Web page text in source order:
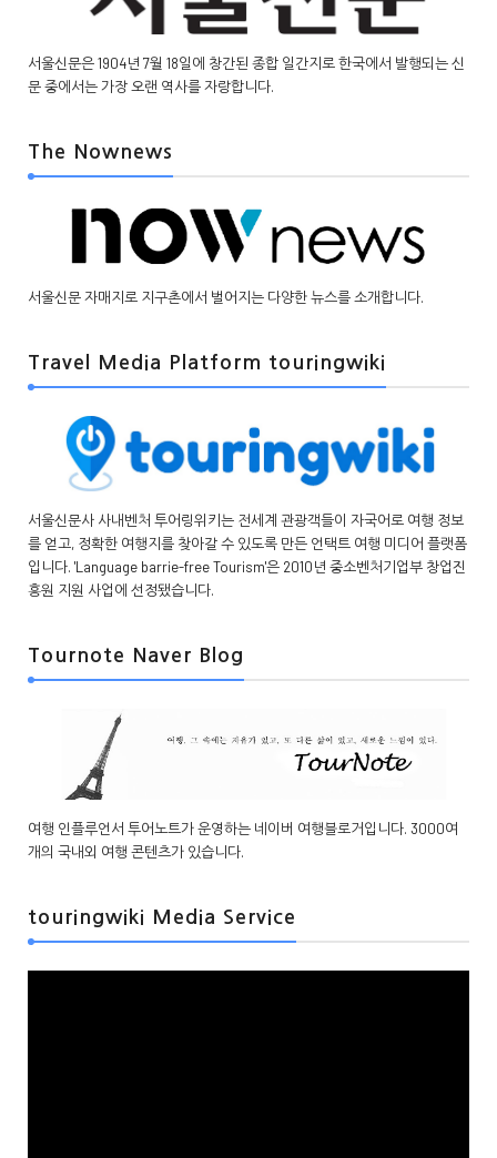
서울신문은 1904년 7월 18일에 창간된 종합 일간지로 한국에서 발행되는 신
문 중에서는 가장 오랜 역사를 자랑합니다.
The Nownews
서울신문 자매지로 지구촌에서 벌어지는 다양한 뉴스를 소개합니다.
Travel Media Platform touringwiki
서울신문사 사내벤처 투어링위키는 전세계 관광객들이 자국어로 여행 정보
를 얻고, 정확한 여행지를 찾아갈 수 있도록 만든 언택트 여행 미디어 플랫폼
입니다. 'Language barrie-free Tourism'은 2010년 중소벤처기업부 창업진
흥원 지원 사업에 선정됐습니다.
Tournote Naver Blog
여행 인플루언서 투어노트가 운영하는 네이버 여행블로거입니다. 3000여
개의 국내외 여행 콘텐츠가 있습니다.
touringwiki Media Service